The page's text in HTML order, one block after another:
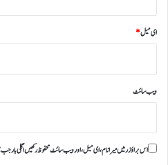
ای میل*
ویب‌ سائٹ
اس براؤزر میں میرا نام، ای میل، اور ویب سائٹ محفوظ رکھیں اگلی